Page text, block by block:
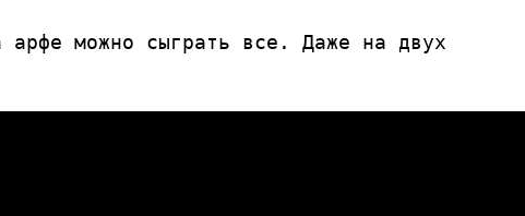
можно сыграть все. Даже на двух